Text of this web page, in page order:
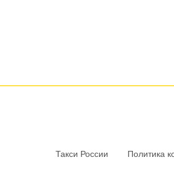
Такси России Политика